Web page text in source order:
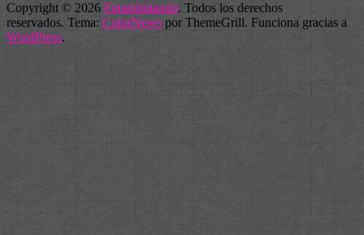
Copyright © 2026 Faranduliando. Todos los derechos
reservados. Tema: ColorNews por ThemeGrill. Funciona gracias a
WordPress.